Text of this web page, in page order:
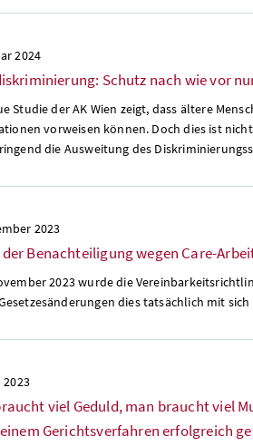
2024
Schutz nach wie vor
Studie der AK Wien zeigt, dass ältere
vorweisen können. Doch dies ist
die Ausweitung des
2023
Benachteiligung wegen Care-
2023 wurde die
dies tatsächlich mit
2023
viel Geduld, man braucht viel
Gerichtsverfahren erfolgreich